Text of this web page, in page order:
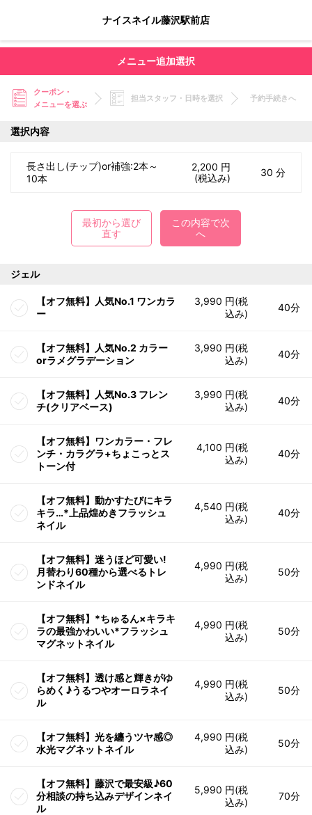
ナイスネイル藤沢駅前店
メニュー追加選択
クーポン・
メニューを選ぶ
担当スタッフ・日時を選択 予約手続きへ
選択内容
長さ出し(チップ)or補強:2本～
10本
2,200 円
(税込み)
30 分
最初から選び
直す
この内容で次
へ
ジェル
【オフ無料】人気No.1 ワンカラ
ー
3,990 円(税
込み)
40分
【オフ無料】人気No.2 カラー
orラメグラデーション
3,990 円(税
込み)
40分
【オフ無料】人気No.3 フレン
チ(クリアベース)
3,990 円(税
込み)
40分
【オフ無料】ワンカラー・フレ
ンチ・カラグラ+ちょこっとス
トーン付
4,100 円(税
込み)
40分
【オフ無料】動かすたびにキラ
キラ…*上品煌めきフラッシュ
ネイル
4,540 円(税
込み)
40分
【オフ無料】迷うほど可愛い!
月替わり60種から選べるトレ
ンドネイル
4,990 円(税
込み)
50分
【オフ無料】*ちゅるん×キラキ
ラの最強かわいい*フラッシュ
マグネットネイル
4,990 円(税
込み)
50分
【オフ無料】透け感と輝きがゆ
らめく♪うるつやオーロラネイ
ル
4,990 円(税
込み)
50分
【オフ無料】光を纏うツヤ感◎
水光マグネットネイル
4,990 円(税
込み)
50分
【オフ無料】藤沢で最安級♪60
分相談の持ち込みデザインネイ
ル
5,990 円(税
込み)
70分